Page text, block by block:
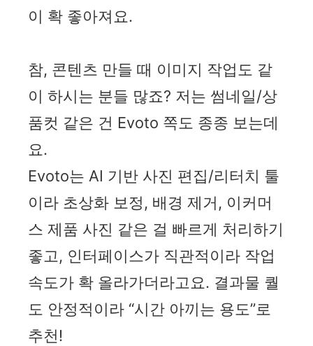
이 확 좋아져요.
참, 콘텐츠 만들 때 이미지 작업도 같
이 하시는 분들 많죠? 저는 썸네일/상
품컷 같은 건 Evoto 쪽도 종종 보는데
요.
Evoto는 AI 기반 사진 편집/리터치 툴
이라 초상화 보정, 배경 제거, 이커머
스 제품 사진 같은 걸 빠르게 처리하기
좋고, 인터페이스가 직관적이라 작업
속도가 확 올라가더라고요. 결과물 퀄
도 안정적이라 “시간 아끼는 용도”로
추천!